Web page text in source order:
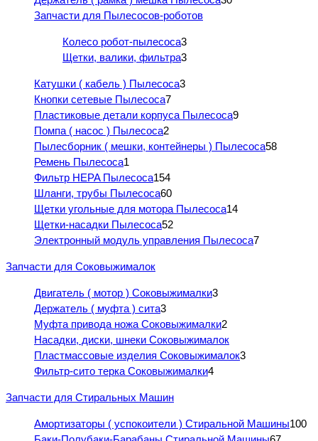
Запчасти для Пылесосов-роботов
Колесо робот-пылесоса3
Щетки, валики, фильтра3
Катушки ( кабель ) Пылесоса3
Кнопки сетевые Пылесоса7
Пластиковые детали корпуса Пылесоса9
Помпа ( насос ) Пылесоса2
Пылесборник ( мешки, контейнеры ) Пылесоса58
Ремень Пылесоса1
Фильтр HEPA Пылесоса154
Шланги, трубы Пылесоса60
Щетки угольные для мотора Пылесоса14
Щетки-насадки Пылесоса52
Электронный модуль управления Пылесоса7
Запчасти для Соковыжималок
Двигатель ( мотор ) Соковыжималки3
Держатель ( муфта ) сита3
Муфта привода ножа Соковыжималки2
Насадки, диски, шнеки Соковыжималок
Пластмассовые изделия Соковыжималок3
Фильтр-сито терка Соковыжималки4
Запчасти для Стиральных Машин
Амортизаторы ( успокоители ) Стиральной Машины100